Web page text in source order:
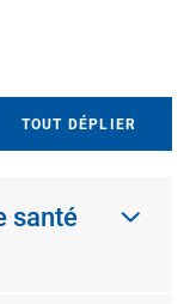
TOUT DÉPLIER
santé